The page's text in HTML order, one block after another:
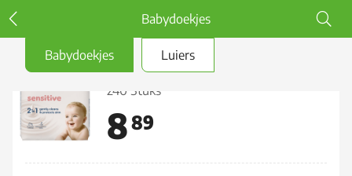
Babydoekjes
Babydoekjes
Luiers
Pampers Sensitive babydoekjes 2+1
240 Stuks
889